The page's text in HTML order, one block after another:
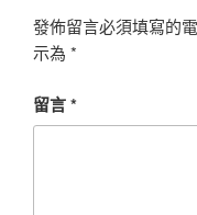
發佈留言必須填寫的
示為 *
留言*